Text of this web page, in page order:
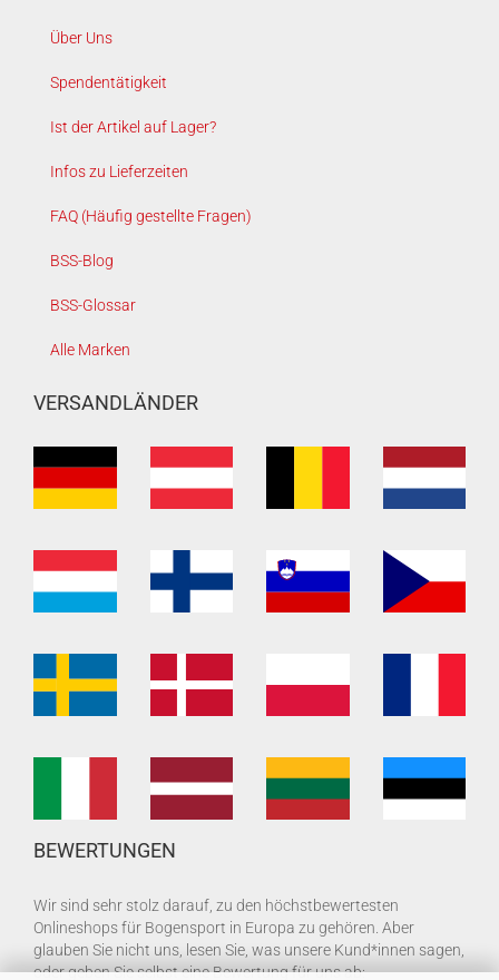
Über Uns
Spendentätigkeit
Ist der Artikel auf Lager?
Infos zu Lieferzeiten
FAQ (Häufig gestellte Fragen)
BSS-Blog
BSS-Glossar
Alle Marken
VERSANDLÄNDER
BEWERTUNGEN
Wir sind sehr stolz darauf, zu den höchstbewertesten
Onlineshops für Bogensport in Europa zu gehören. Aber
glauben Sie nicht uns, lesen Sie, was unsere Kund*innen sagen,
oder geben Sie selbst eine Bewertung für uns ab: